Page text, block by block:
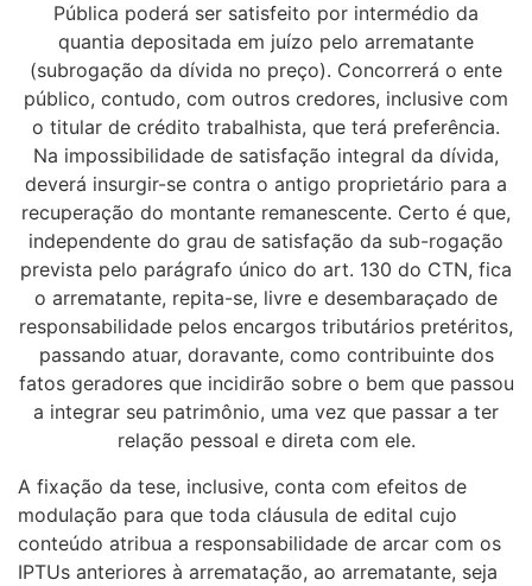
Pública poderá ser satisfeito por intermédio da
quantia depositada em juízo pelo arrematante
(subrogação da dívida no preço). Concorrerá o ente
público, contudo, com outros credores, inclusive com
o titular de crédito trabalhista, que terá preferência.
Na impossibilidade de satisfação integral da dívida,
deverá insurgir-se contra o antigo proprietário para a
recuperação do montante remanescente. Certo é que,
independente do grau de satisfação da sub-rogação
prevista pelo parágrafo único do art. 130 do CTN, fica
o arrematante, repita-se, livre e desembaraçado de
responsabilidade pelos encargos tributários pretéritos,
passando atuar, doravante, como contribuinte dos
fatos geradores que incidirão sobre o bem que passou
a integrar seu patrimônio, uma vez que passar a ter
relação pessoal e direta com ele.
A fixação da tese, inclusive, conta com efeitos de
modulação para que toda cláusula de edital cujo
conteúdo atribua a responsabilidade de arcar com os
IPTUs anteriores à arrematação, ao arrematante, seja